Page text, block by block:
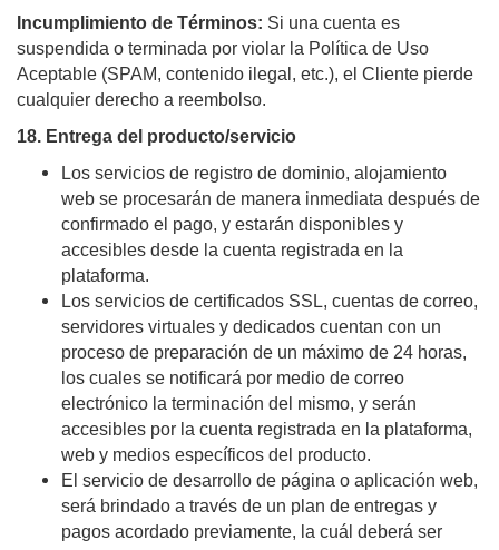
Incumplimiento de Términos: Si una cuenta es
suspendida o terminada por violar la Política de Uso
Aceptable (SPAM, contenido ilegal, etc.), el Cliente pierde
cualquier derecho a reembolso.
18. Entrega del producto/servicio
Los servicios de registro de dominio, alojamiento
web se procesarán de manera inmediata después de
confirmado el pago, y estarán disponibles y
accesibles desde la cuenta registrada en la
plataforma.
Los servicios de certificados SSL, cuentas de correo,
servidores virtuales y dedicados cuentan con un
proceso de preparación de un máximo de 24 horas,
los cuales se notificará por medio de correo
electrónico la terminación del mismo, y serán
accesibles por la cuenta registrada en la plataforma,
web y medios específicos del producto.
El servicio de desarrollo de página o aplicación web,
será brindado a través de un plan de entregas y
pagos acordado previamente, la cuál deberá ser